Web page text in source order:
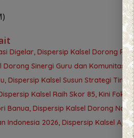
Digelar, Dispersip Kalsel Dorong
Dorong Sinergi Guru dan Komunitas
Dispersip Kalsel Susun Strategi
Kalsel Raih Skor 85, Kini
Banua, Dispersip Kalsel Dorong
Indonesia 2026, Dispersip Kalsel